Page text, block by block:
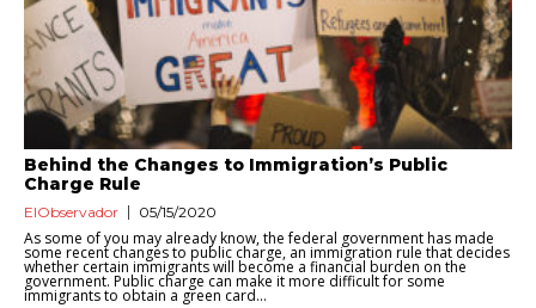
Behind the Changes to Immigration’s Public
Charge Rule
ElObservador 05/15/2020
As some of you may already know, the federal government has made
some recent changes to public charge, an immigration rule that decides
whether certain immigrants will become a financial burden on the
government. Public charge can make it more difficult for some
immigrants to obtain a green card...